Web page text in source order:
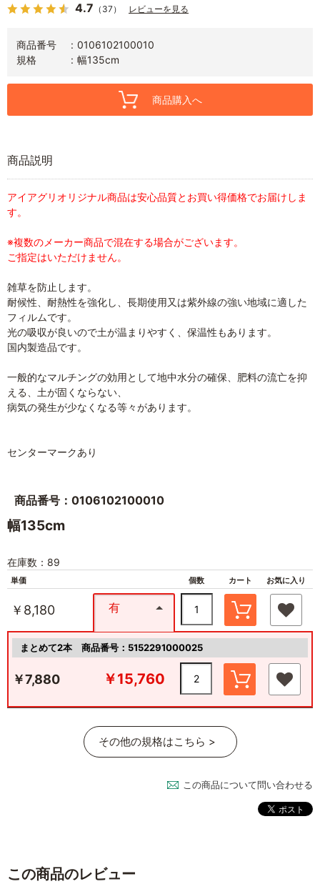
4.7 （37） レビューを見る
商品番号
0106102100010
規格
幅135cm
商品購入へ
商品説明
アイアグリオリジナル商品は安心品質とお買い得価格でお届けしま
す。
※複数のメーカー商品で混在する場合がございます。
ご指定はいただけません。
雑草を防止します。
耐候性、耐熱性を強化し、長期使用又は紫外線の強い地域に適した
フィルムです。
光の吸収が良いので土が温まりやすく、保温性もあります。
国内製造品です。
一般的なマルチングの効用として地中水分の確保、肥料の流亡を抑
える、土が固くならない、
病気の発生が少なくなる等々があります。
センターマークあり
商品番号：0106102100010
幅135cm
在庫数：89
単価 個数 カート お気に入り
￥8,180 有
まとめて2本 商品番号：5152291000025
￥7,880 ￥15,760
その他の規格はこちら >
この商品について問い合わせる
この商品のレビュー